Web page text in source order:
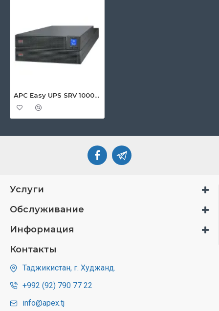
APC Easy UPS SRV 10000 ВА 230 В
Услуги
Обслуживание
Информация
Контакты
Таджикистан, г. Худжанд.
+992 (92) 790 77 22
info@apex.tj